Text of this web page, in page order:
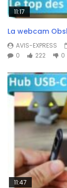
11:17
La webcam
AVIS-EXPRESS
0
222 0
11:47